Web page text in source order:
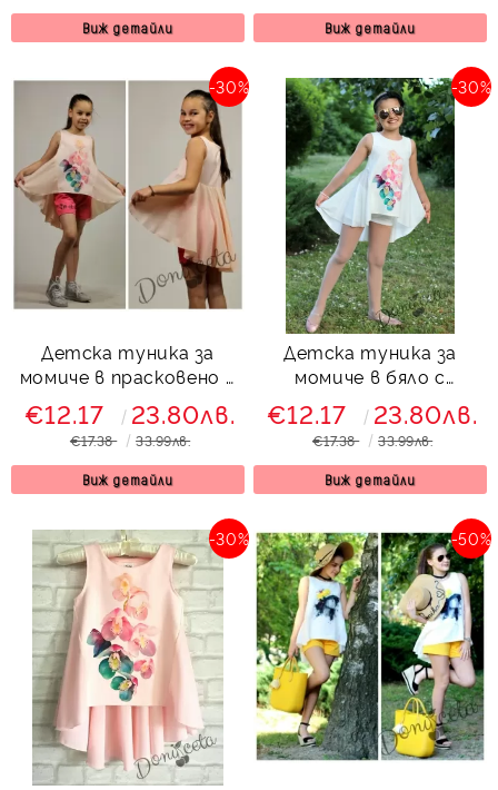
Виж детайли Виж детайли
Детска туника за
момиче в прасковено с
орхидеи
-30%
€12.17 23.80лв.
€17.38 33.99лв.
Виж детайли
Детска туника за
момиче в бяло с
орхидеи
-30%
€12.17 23.80лв.
€17.38 33.99лв.
Виж детайли
-30% -50%